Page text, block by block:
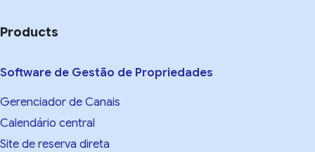
Products
Software de Gestão de Propriedades
Gerenciador de Canais
Calendário central
Site de reserva direta